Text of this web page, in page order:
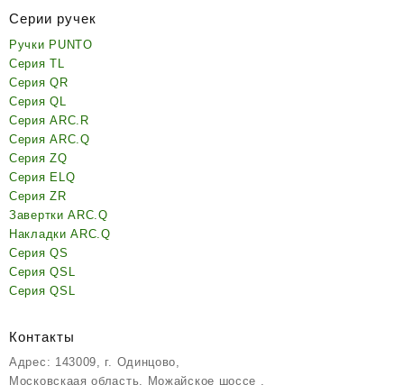
Серии ручек
Ручки PUNTO
Серия TL
Серия QR
Серия QL
Серия ARC.R
Серия ARC.Q
Серия ZQ
Серия ELQ
Серия ZR
Завертки ARC.Q
Накладки ARC.Q
Серия QS
Серия QSL
Серия QSL
Контакты
Адрес: 143009, г. Одинцово,
Московскаая область, Можайское шоссе ,